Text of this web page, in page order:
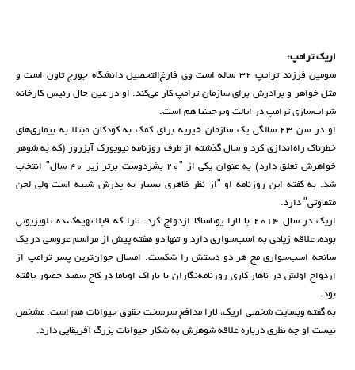
اریک ترامپ:
سومین فرزند ترامپ ۳۲ ساله است وی فارغ‌التحصیل دانشگاه جورج تاون است و
مثل خواهر و برادرش برای سازمان ترامپ کار می‌کند. او در عین حال رئیس کارخانه
شراب‌سازی ترامپ در ایالت ویرجینیا هم است.
او در سن ۲۳ سالگی یک سازمان خیریه برای کمک به کودکان مبتلا به بیماری‌های
خطرناک راه‌اندازی کرد و سال گذشته از طرف روزنامه نیویورک آبزرور (که به شوهر
خواهرش تعلق دارد) به عنوان یکی از "۲۰ بشردوست برتر زیر ۴۰ سال" انتخاب
شد. به گفته این روزنامه او "از نظر ظاهری بسیار به پدرش شبیه است ولی لحن
متفاوتی" دارد.
اریک در سال ۲۰۱۴ با لارا یوناساکا ازدواج کرد. لارا که قبلا تهیه‌کننده تلویزیونی
بوده، علاقه زیادی به اسب‌سواری دارد و تنها دو هفته پیش از مراسم عروسی در یک
سانحه اسب‌سواری مچ هر دو دستش را شکست. امسال جوان‌ترین پسر ترامپ از
ازدواج اولش در ناهار کاری روزنامه‌نگاران با باراک اوباما در کاخ سفید حضور یافته
بود.
به گفته وبسایت شخصی اریک، لارا مدافع سرسخت حقوق حیوانات هم است. مشخص
نیست او چه نظری درباره علاقه شوهرش به شکار حیوانات بزرگ آفریقایی دارد.